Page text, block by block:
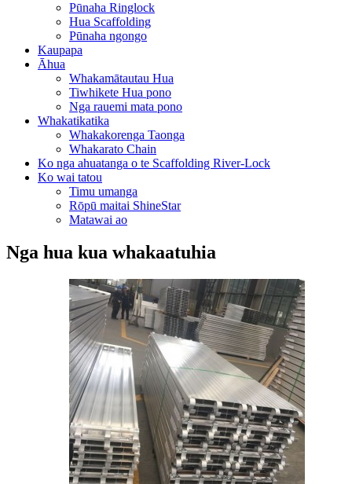
Pūnaha Ringlock
Hua Scaffolding
Pūnaha ngongo
Kaupapa
Āhua
Whakamātautau Hua
Tiwhikete Hua pono
Nga rauemi mata pono
Whakatikatika
Whakakorenga Taonga
Whakarato Chain
Ko nga ahuatanga o te Scaffolding River-Lock
Ko wai tatou
Timu umanga
Rōpū maitai ShineStar
Matawai ao
Nga hua kua whakaatuhia